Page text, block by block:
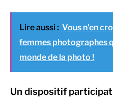
Lire aussi : Vous n'en
femmes photographes
monde de la photo !
Un dispositif